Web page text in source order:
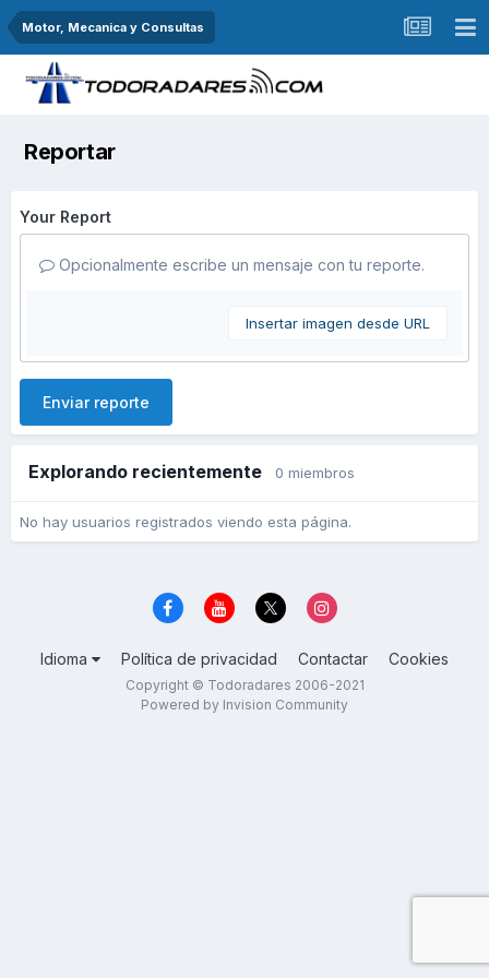
Motor, Mecanica y Consultas
Reportar
Your Report
Opcionalmente escribe un mensaje con tu reporte.
Insertar imagen desde URL
Enviar reporte
Explorando recientemente 0 miembros
No hay usuarios registrados viendo esta página.
Idioma Política de privacidad Contactar Cookies
Copyright © Todoradares 2006-2021
Powered by Invision Community